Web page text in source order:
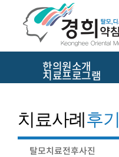
한의원소개
치료프로그램
치료사례후기
탈모치료전후사진